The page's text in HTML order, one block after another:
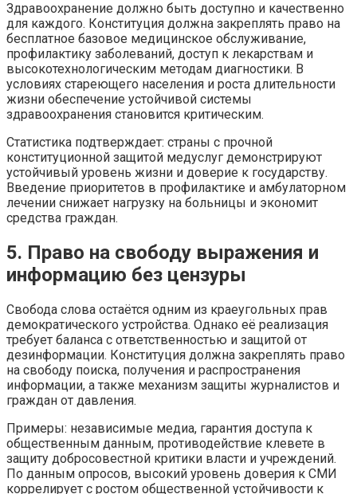
Здравоохранение должно быть доступно и качественно
для каждого. Конституция должна закреплять право на
бесплатное базовое медицинское обслуживание,
профилактику заболеваний, доступ к лекарствам и
высокотехнологическим методам диагностики. В
условиях стареющего населения и роста длительности
жизни обеспечение устойчивой системы
здравоохранения становится критическим.
Статистика подтверждает: страны с прочной
конституционной защитой медуслуг демонстрируют
устойчивый уровень жизни и доверие к государству.
Введение приоритетов в профилактике и амбулаторном
лечении снижает нагрузку на больницы и экономит
средства граждан.
5. Право на свободу выражения и
информацию без цензуры
Свобода слова остаётся одним из краеугольных прав
демократического устройства. Однако её реализация
требует баланса с ответственностью и защитой от
дезинформации. Конституция должна закреплять право
на свободу поиска, получения и распространения
информации, а также механизм защиты журналистов и
граждан от давления.
Примеры: независимые медиа, гарантия доступа к
общественным данным, противодействие клевете в
защиту добросовестной критики власти и учреждений.
По данным опросов, высокий уровень доверия к СМИ
коррелирует с ростом общественной устойчивости к